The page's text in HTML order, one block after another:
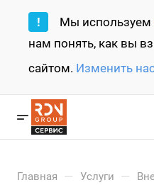
! Мы используем
нам понять, как вы
сайтом. Изменить
Главная — Услуги —